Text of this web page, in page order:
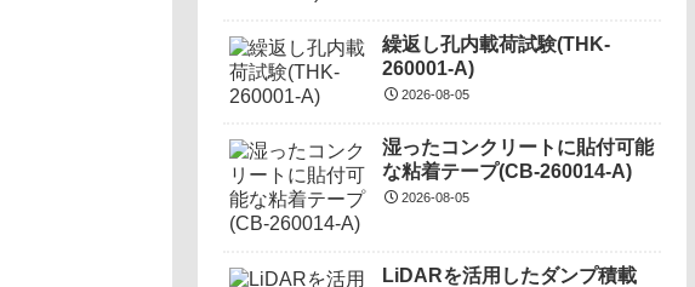
繰返し孔内載荷試験(THK-
260001-A)
2026-08-05
湿ったコンクリートに貼付可能
な粘着テープ(CB-260014-A)
2026-08-05
LiDARを活用したダンプ積載